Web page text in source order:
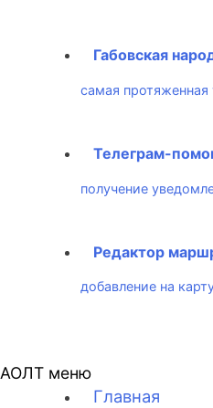
Габовская
самая
Телеграм-
получение
Редактор
добавление на
АОЛТ меню
Главная